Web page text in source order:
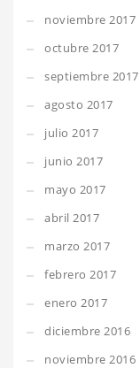
noviembre 2017
octubre 2017
septiembre 2017
agosto 2017
julio 2017
junio 2017
mayo 2017
abril 2017
marzo 2017
febrero 2017
enero 2017
diciembre 2016
noviembre 2016